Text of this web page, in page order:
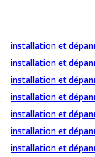
installation et
installation et
installation et
installation et
installation et
installation et
installation et